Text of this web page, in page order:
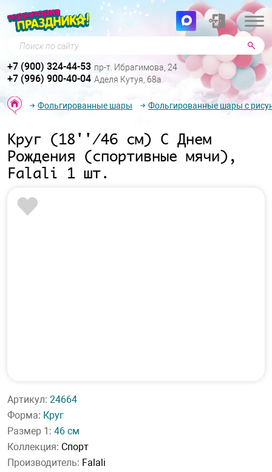
Поиск по сайту
+7 (900) 324-44-53 пр-т. Ибрагимова, 24
+7 (996) 900-40-04 Аделя Кутуя, 68а
Фольгированные шары Фольгированные шары с
Круг (18''/46 см) С Днем
Рождения (спортивные мячи),
Falali 1 шт.
Артикул: 24664
Форма: Круг
Размер 1: 46 см
Коллекция: Спорт
Производитель: Falali